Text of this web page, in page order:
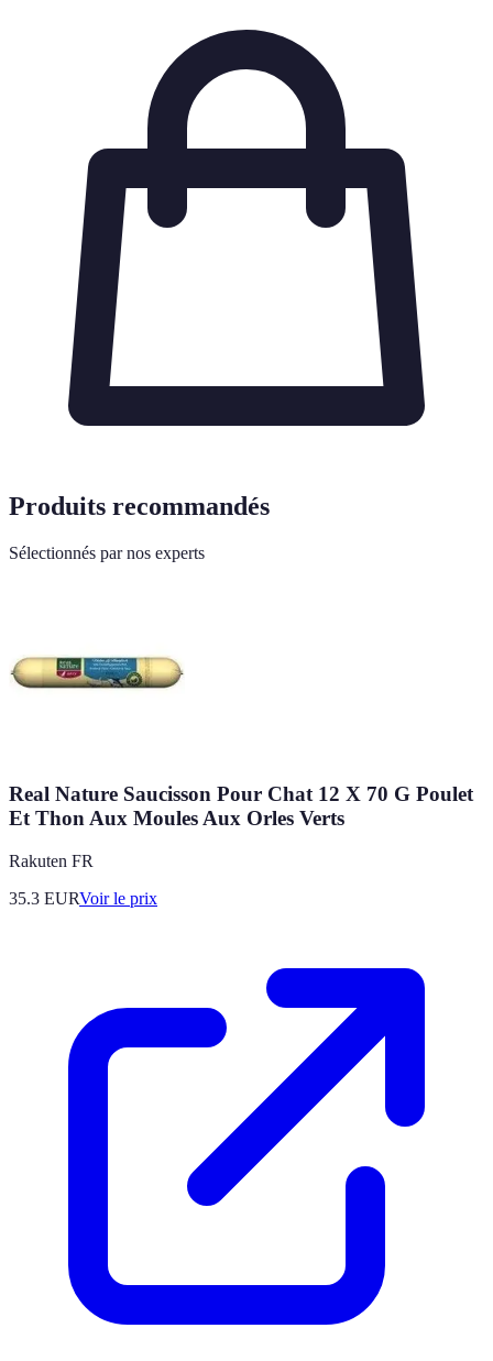
Produits recommandés
Sélectionnés par nos experts
Real Nature Saucisson Pour Chat 12 X 70 G Poulet
Et Thon Aux Moules Aux Orles Verts
Rakuten FR
35.3 EURVoir le prix